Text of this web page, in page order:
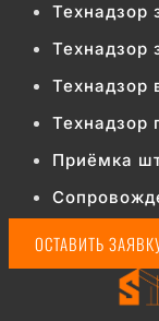
Технадзор
Технадзор
Технадзор
Технадзор
Приёмка
ОСТАВИТЬ